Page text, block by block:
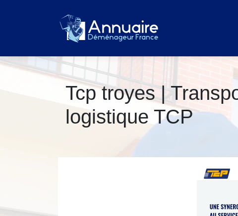
Tcp troyes |
logistique TCP